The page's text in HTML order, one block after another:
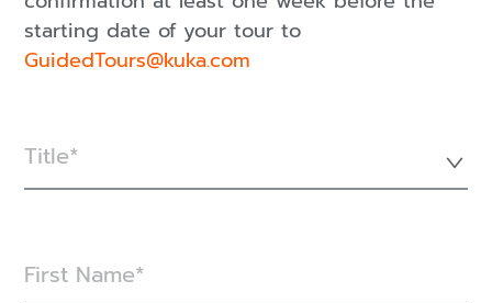
starting date of your tour to
GuidedTours@kuka.com
Title*
First Name